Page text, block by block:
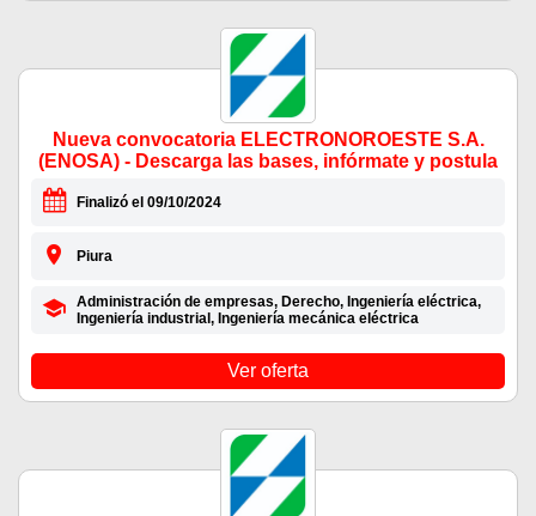
Nueva convocatoria ELECTRONOROESTE S.A.
(ENOSA) - Descarga las bases, infórmate y postula
Finalizó el 09/10/2024
Piura
Administración de empresas, Derecho, Ingeniería eléctrica,
Ingeniería industrial, Ingeniería mecánica eléctrica
Ver oferta